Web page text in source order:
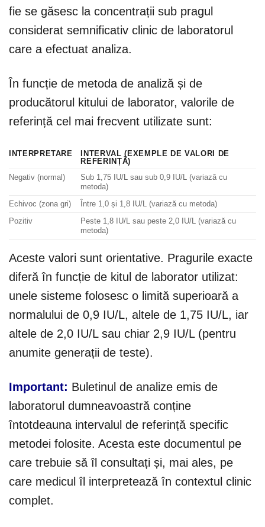
fie se găsesc la concentrații sub pragul
considerat semnificativ clinic de laboratorul
care a efectuat analiza.
În funcție de metoda de analiză și de
producătorul kitului de laborator, valorile de
referință cel mai frecvent utilizate sunt:
INTERPRETARE
INTERVAL (EXEMPLE DE VALORI DE
REFERINȚĂ)
Negativ (normal)
Sub 1,75 IU/L sau sub 0,9 IU/L (variază cu
metoda)
Echivoc (zona gri)
Între 1,0 și 1,8 IU/L (variază cu metoda)
Pozitiv
Peste 1,8 IU/L sau peste 2,0 IU/L (variază cu
metoda)
Aceste valori sunt orientative. Pragurile exacte
diferă în funcție de kitul de laborator utilizat:
unele sisteme folosesc o limită superioară a
normalului de 0,9 IU/L, altele de 1,75 IU/L, iar
altele de 2,0 IU/L sau chiar 2,9 IU/L (pentru
anumite generații de teste).
Important: Buletinul de analize emis de
laboratorul dumneavoastră conține
întotdeauna intervalul de referință specific
metodei folosite. Acesta este documentul pe
care trebuie să îl consultați și, mai ales, pe
care medicul îl interpretează în contextul clinic
complet.